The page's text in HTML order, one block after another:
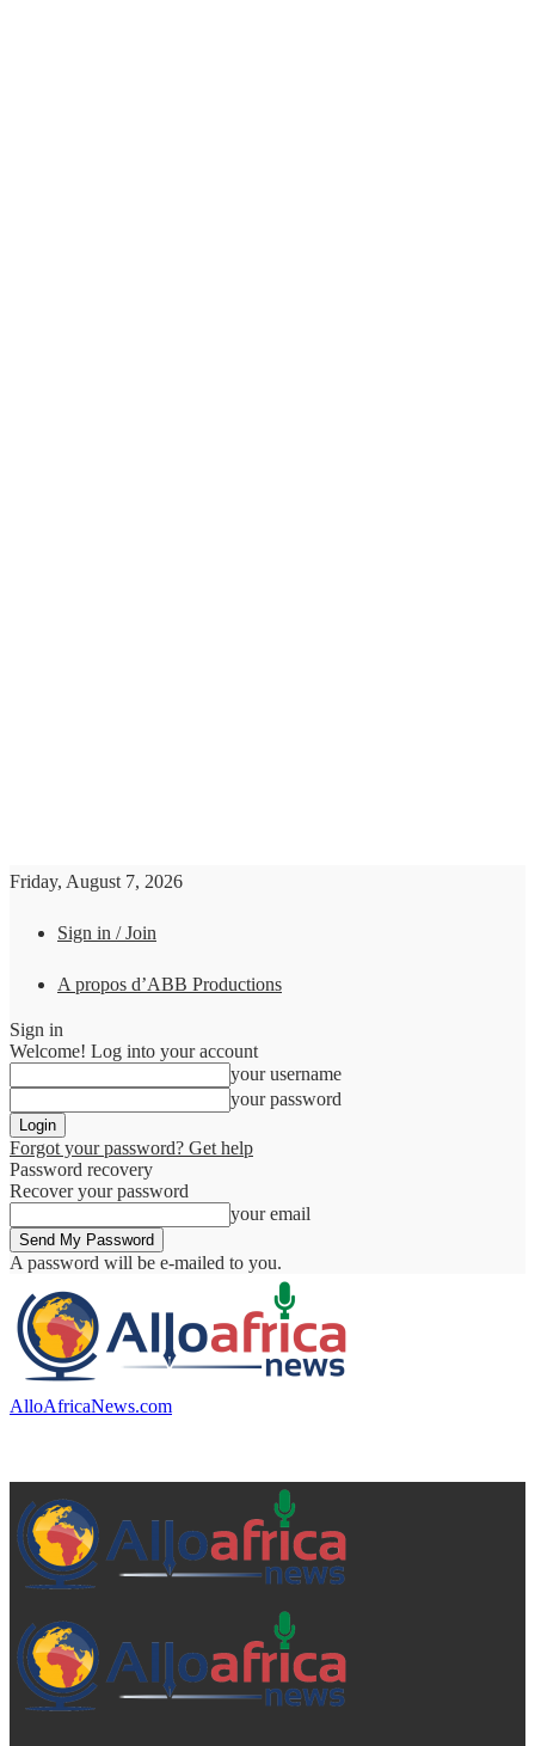
Friday, August 7, 2026
Sign in / Join
A propos d’ABB Productions
Sign in
Welcome! Log into your account
your username
your password
Forgot your password? Get help
Password recovery
Recover your password
your email
A password will be e-mailed to you.
AlloAfricaNews.com